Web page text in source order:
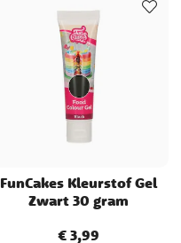
FunCakes Kleurstof Gel
Zwart 30 gram
Prijs :€ 3,99
€ 3,99